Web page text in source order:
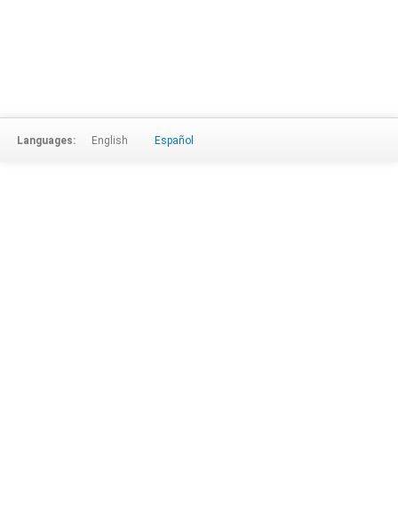
Languages: English Español